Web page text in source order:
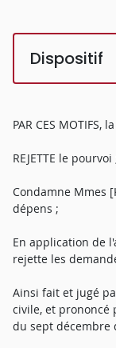
Dispositif
PAR CES MOTIFS,
REJETTE le pourvoi
Condamne Mmes
dépens ;
En application de
rejette les
Ainsi fait et jugé
civile, et prononcé
du sept décembre